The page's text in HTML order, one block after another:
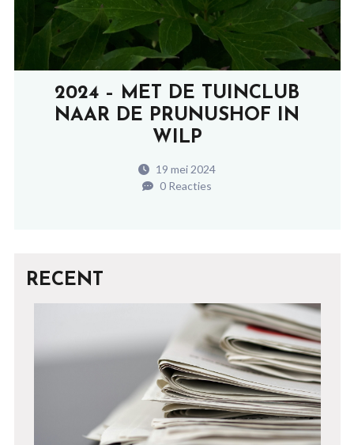
2024 – MET DE TUINCLUB
NAAR DE PRUNUSHOF IN
WILP
19 mei 2024
0 Reacties
RECENT